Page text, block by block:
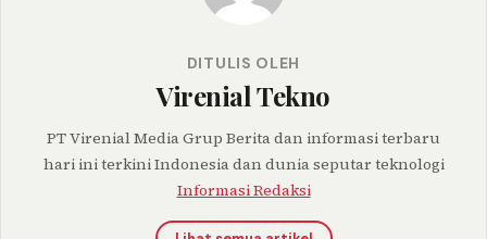
DITULIS OLEH
Virenial Tekno
PT Virenial Media Grup Berita dan informasi terbaru
hari ini terkini Indonesia dan dunia seputar teknologi
Informasi Redaksi